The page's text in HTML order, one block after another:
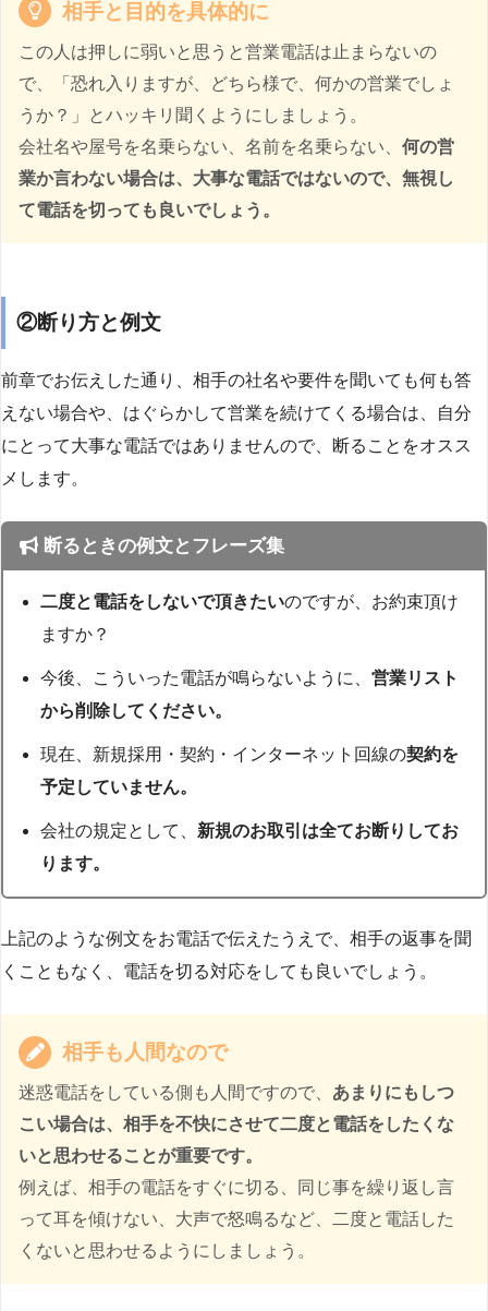
相手と目的を具体的に
この人は押しに弱いと思うと営業電話は止まらないの
で、「恐れ入りますが、どちら様で、何かの営業でしょ
うか？」とハッキリ聞くようにしましょう。
会社名や屋号を名乗らない、名前を名乗らない、 何の営
業か言わない場合は、大事な電話ではないので、無視し
て電話を切っても良いでしょう。
②断り方と例文
前章でお伝えした通り、相手の社名や要件を聞いても何も答
えない場合や、はぐらかして営業を続けてくる場合は、自分
にとって大事な電話ではありませんので、断ることをオスス
メします。
断るときの例文とフレーズ集
二度と電話をしないで頂きたいのですが、お約束頂け
ますか？
今後、こういった電話が鳴らないように、営業リスト
から削除してください。
現在、新規採用・契約・インターネット回線の契約を
予定していません。
会社の規定として、 新規のお取引は全てお断りしてお
ります。
上記のような例文をお電話で伝えたうえで、相手の返事を聞
くこともなく、電話を切る対応をしても良いでしょう。
相手も人間なので
迷惑電話をしている側も人間ですので、 あまりにもしつ
こい場合は、相手を不快にさせて二度と電話をしたくな
いと思わせることが重要です。
例えば、相手の電話をすぐに切る、同じ事を繰り返し言
って耳を傾けない、大声で怒鳴るなど、二度と電話した
くないと思わせるようにしましょう。